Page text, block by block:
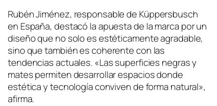
Rubén Jiménez, responsable de Küppersbusch
en España, destacó la apuesta de la marca por un
diseño que no solo es estéticamente agradable,
sino que también es coherente con las
tendencias actuales. «Las superficies negras y
mates permiten desarrollar espacios donde
estética y tecnología conviven de forma natural»,
afirma.